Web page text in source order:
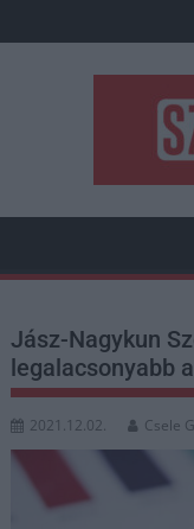
to
Jász-Nagykun
legalacsonyabb
2021.12.02. Csele